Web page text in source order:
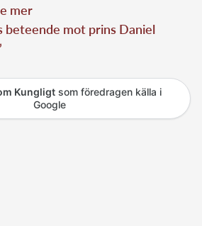
mer
beteende mot prins Daniel
Kungligtsom föredragen källa i
Google